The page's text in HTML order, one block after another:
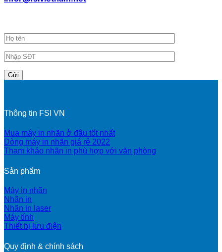
Thông tin FSI VN
Mua máy in nhãn ở đâu tốt nhất
Dòng máy in nhãn giá rẻ 2022
Tham khảo nhãn in phù hợp với văn phòng
Sản phẩm
Máy in nhãn
Nhãn in
Nhãn in laser
Máy tính
Thiết bị lưu điện
Quy định & chính sách